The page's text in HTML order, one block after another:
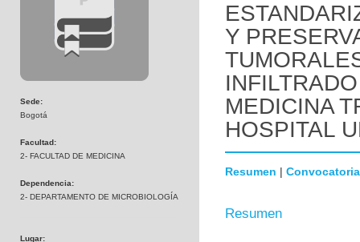
Sede:
Bogotá
Facultad:
2- FACULTAD DE MEDICINA
Dependencia:
2- DEPARTAMENTO DE MICROBIOLOGÍA
Lugar:
Y
MEDICINA
HOSPITAL
Resumen | Convocatoria
Resumen